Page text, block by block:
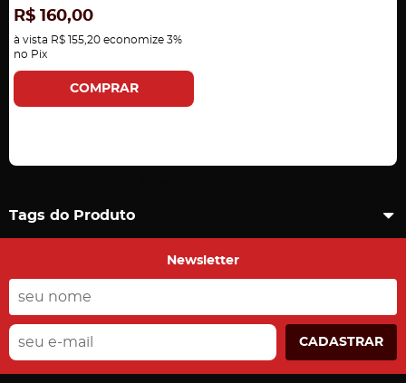
R$ 160,00
à vista R$ 155,20 economize 3%
no Pix
COMPRAR
Tags do Produto
Newsletter
CADASTRAR